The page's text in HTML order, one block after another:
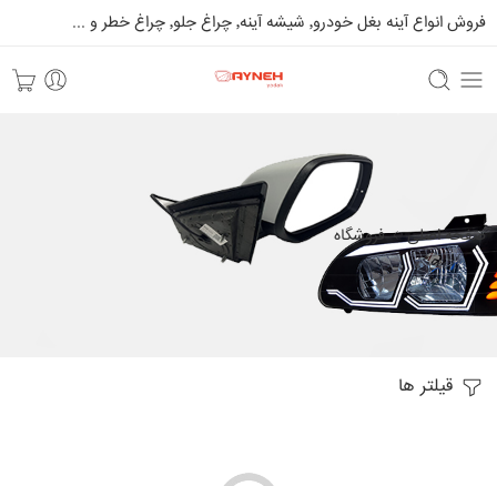
فروش انواع آینه بغل خودرو٬ شیشه آینه٬ چراغ جلو٬ چراغ خطر و ...
صفحه اصلی فروشگاه
قیلتر ها